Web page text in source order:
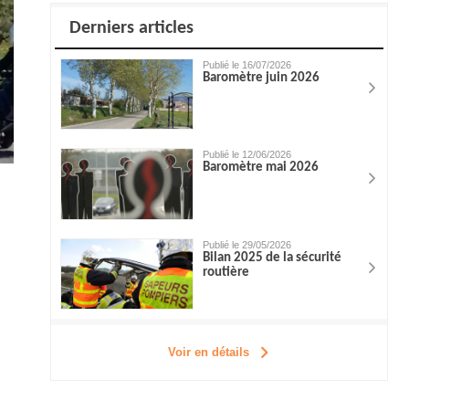
Derniers articles
Publié le 16/07/2026
Baromètre juin 2026
Publié le 12/06/2026
Baromètre mai 2026
Publié le 29/05/2026
Bilan 2025 de la sécurité
routière
Voir en détails